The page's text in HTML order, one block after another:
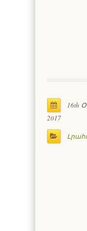
16th
2017